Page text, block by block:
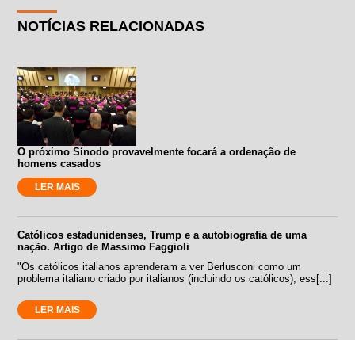
NOTÍCIAS RELACIONADAS
O próximo Sínodo provavelmente focará a ordenação de
homens casados
LER MAIS
Católicos estadunidenses, Trump e a autobiografia de uma
nação. Artigo de Massimo Faggioli
"Os católicos italianos aprenderam a ver Berlusconi como um
problema italiano criado por italianos (incluindo os católicos); ess[...]
LER MAIS